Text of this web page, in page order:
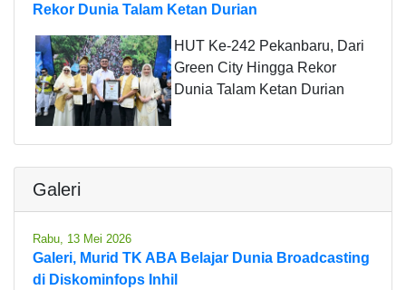
Rekor Dunia Talam Ketan Durian
HUT Ke-242 Pekanbaru, Dari
Green City Hingga Rekor
Dunia Talam Ketan Durian
Galeri
Rabu, 13 Mei 2026
Galeri, Murid TK ABA Belajar Dunia Broadcasting
di Diskominfops Inhil